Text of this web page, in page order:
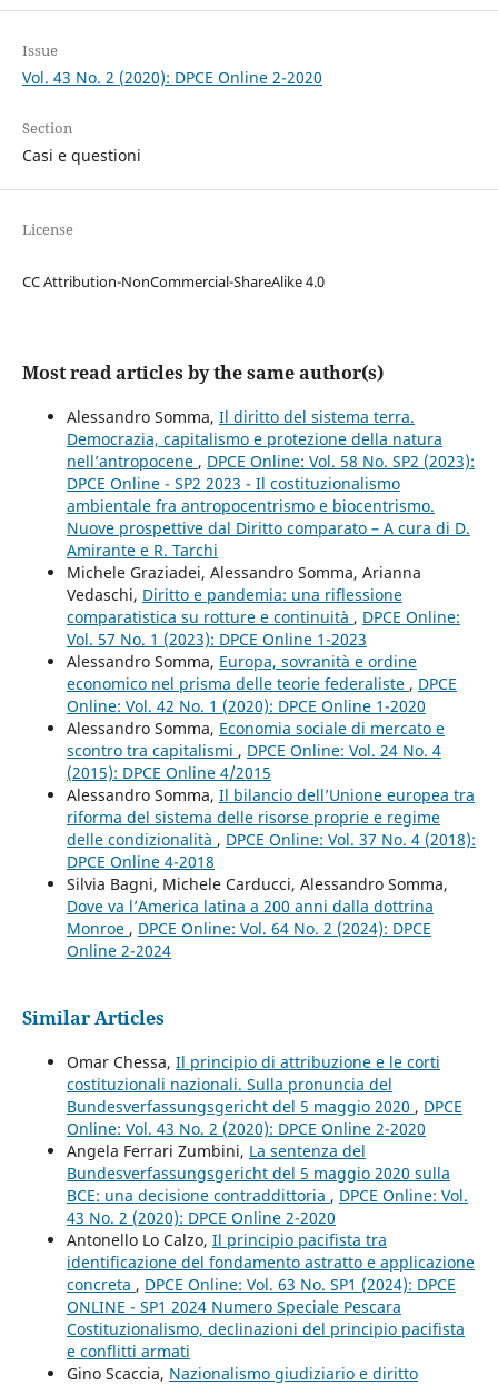
Issue
Vol. 43 No. 2 (2020): DPCE Online 2-2020
Section
Casi e questioni
License
CC Attribution-NonCommercial-ShareAlike 4.0
Most read articles by the same author(s)
Alessandro Somma, Il diritto del sistema terra.
Democrazia, capitalismo e protezione della natura
nell’antropocene , DPCE Online: Vol. 58 No. SP2 (2023):
DPCE Online - SP2 2023 - Il costituzionalismo
ambientale fra antropocentrismo e biocentrismo.
Nuove prospettive dal Diritto comparato – A cura di D.
Amirante e R. Tarchi
Michele Graziadei, Alessandro Somma, Arianna
Vedaschi, Diritto e pandemia: una riflessione
comparatistica su rotture e continuità , DPCE Online:
Vol. 57 No. 1 (2023): DPCE Online 1-2023
Alessandro Somma, Europa, sovranità e ordine
economico nel prisma delle teorie federaliste , DPCE
Online: Vol. 42 No. 1 (2020): DPCE Online 1-2020
Alessandro Somma, Economia sociale di mercato e
scontro tra capitalismi , DPCE Online: Vol. 24 No. 4
(2015): DPCE Online 4/2015
Alessandro Somma, Il bilancio dell’Unione europea tra
riforma del sistema delle risorse proprie e regime
delle condizionalità , DPCE Online: Vol. 37 No. 4 (2018):
DPCE Online 4-2018
Silvia Bagni, Michele Carducci, Alessandro Somma,
Dove va l’America latina a 200 anni dalla dottrina
Monroe , DPCE Online: Vol. 64 No. 2 (2024): DPCE
Online 2-2024
Similar Articles
Omar Chessa, Il principio di attribuzione e le corti
costituzionali nazionali. Sulla pronuncia del
Bundesverfassungsgericht del 5 maggio 2020 , DPCE
Online: Vol. 43 No. 2 (2020): DPCE Online 2-2020
Angela Ferrari Zumbini, La sentenza del
Bundesverfassungsgericht del 5 maggio 2020 sulla
BCE: una decisione contraddittoria , DPCE Online: Vol.
43 No. 2 (2020): DPCE Online 2-2020
Antonello Lo Calzo, Il principio pacifista tra
identificazione del fondamento astratto e applicazione
concreta , DPCE Online: Vol. 63 No. SP1 (2024): DPCE
ONLINE - SP1 2024 Numero Speciale Pescara
Costituzionalismo, declinazioni del principio pacifista
e conflitti armati
Gino Scaccia, Nazionalismo giudiziario e diritto